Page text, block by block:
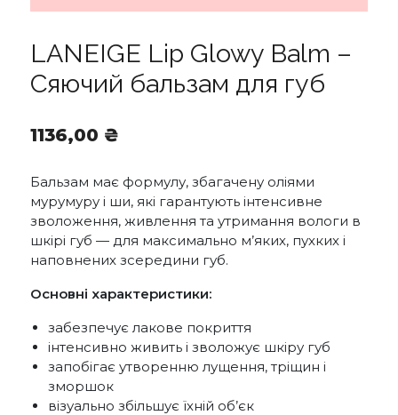
LANEIGE Lip Glowy Balm –
Сяючий бальзам для губ
1136,00 ₴
Бальзам має формулу, збагачену оліями
мурумуру і ши, які гарантують інтенсивне
зволоження, живлення та утримання вологи в
шкірі губ — для максимально м’яких, пухких і
наповнених зсередини губ.
Основні характеристики:
забезпечує лакове покриття
інтенсивно живить і зволожує шкіру губ
запобігає утворенню лущення, тріщин і
зморшок
візуально збільшує їхній об’єк